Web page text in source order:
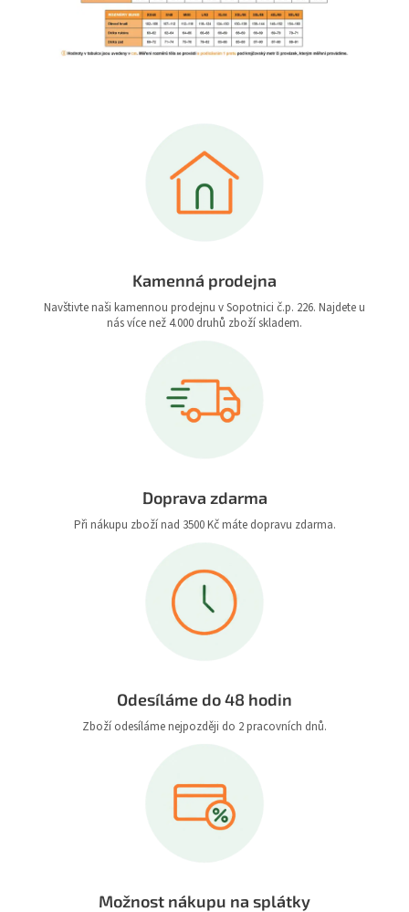
Kamenná prodejna
Navštivte naši kamennou prodejnu v Sopotnici č.p. 226. Najdete u
nás více než 4.000 druhů zboží skladem.
Doprava zdarma
Při nákupu zboží nad 3500 Kč máte dopravu zdarma.
Odesíláme do 48 hodin
Zboží odesíláme nejpozději do 2 pracovních dnů.
Možnost nákupu na splátky